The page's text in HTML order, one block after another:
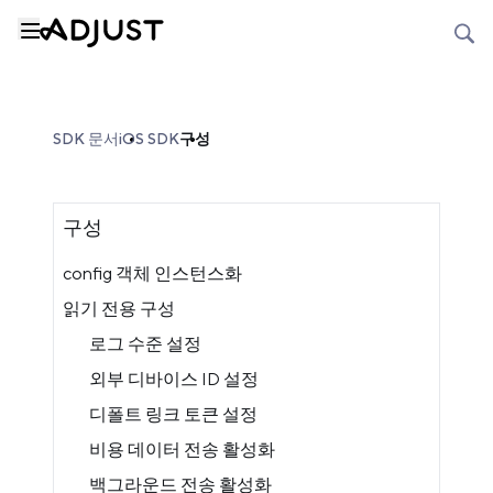
SDK 문서iOS SDK구성
구성
config 객체 인스턴스화
읽기 전용 구성
로그 수준 설정
외부 디바이스 ID 설정
디폴트 링크 토큰 설정
비용 데이터 전송 활성화
백그라운드 전송 활성화